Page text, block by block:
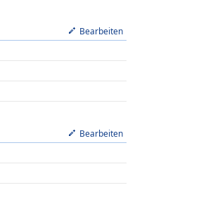
Bearbeiten
Bearbeiten